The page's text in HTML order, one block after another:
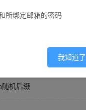
随机后缀
所绑定邮箱的密码
我知道了